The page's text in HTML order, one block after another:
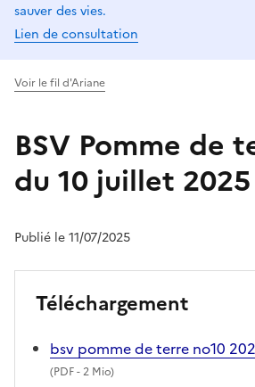
sauver des vies.
Lien de consultation
Voir le fil d'Ariane
BSV Pomme de
du 10 juillet 2025
Publié le 11/07/2025
Téléchargement
bsv pomme de terre no10
(PDF- 2 Mio)